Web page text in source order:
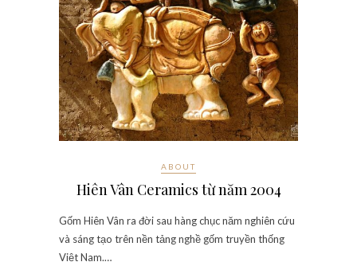
ABOUT
Hiên Vân Ceramics từ năm 2004
Gốm Hiên Vân ra đời sau hàng chục năm nghiên cứu
và sáng tạo trên nền tảng nghề gốm truyền thống
Việt Nam.…